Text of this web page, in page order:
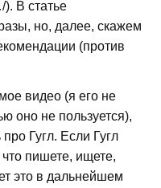
В статье
но, далее, скажем
(против
видео (я его не
оно не пользуется),
про Гугл. Если Гугл
что пишете, ищете,
это в дальнейшем